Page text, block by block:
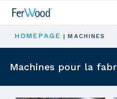
HOMEPAGE |MACHINES
Machines pour la